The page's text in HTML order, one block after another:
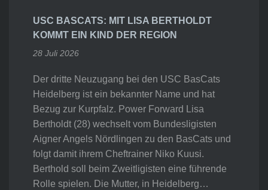
USC BASCATS: MIT LISA BERTHOLDT
KOMMT EIN KIND DER REGION
28 Juli 2026
Der dritte Neuzugang bei den USC BasCats
Heidelberg ist ein bekannter Name und hat
Bezug zur Kurpfalz. Power Forward Lisa
Bertholdt (28) wechselt vom Bundesligisten
Aigner Angels Nördlingen zu den BasCats und
folgt damit ihrem Cheftrainer Niko Kuusi.
Berthold soll beim Zweitligisten eine führende
Rolle spielen. Die Mutter, in Heidelberg…